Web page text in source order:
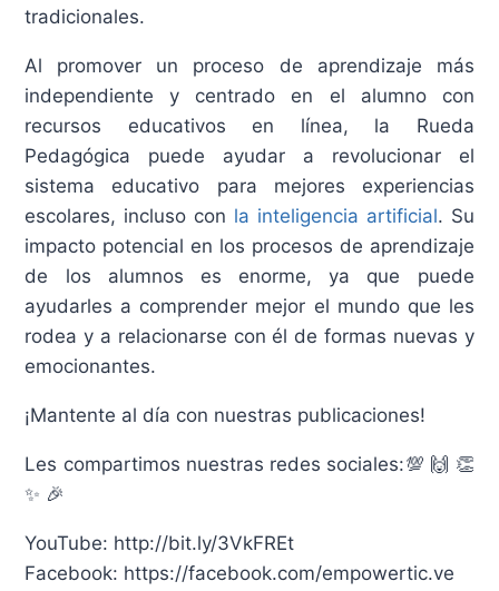
tradicionales.
Al promover un proceso de aprendizaje más
independiente y centrado en el alumno con
recursos educativos en línea, la Rueda
Pedagógica puede ayudar a revolucionar el
sistema educativo para mejores experiencias
escolares, incluso con la inteligencia artificial. Su
impacto potencial en los procesos de aprendizaje
de los alumnos es enorme, ya que puede
ayudarles a comprender mejor el mundo que les
rodea y a relacionarse con él de formas nuevas y
emocionantes.
¡Mantente al día con nuestras publicaciones!
Les compartimos nuestras redes sociales:💯 🙌 👏
✨ 🎉
YouTube: http://bit.ly/3VkFREt
Facebook: https://facebook.com/empowertic.ve